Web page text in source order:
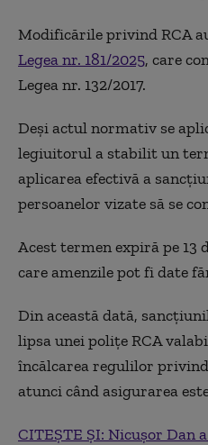
Modificările privind RCA
Legea nr. 181/2025, care
Legea nr. 132/2017.
Deși actul normativ se
legiuitorul a stabilit un
aplicarea efectivă a
persoanelor vizate să se
Acest termen expiră pe 13
care amenzile pot fi date
Din această dată,
lipsa unei polițe RCA
încălcarea regulilor
atunci când asigurarea
CITEȘTE ȘI: Nicușor Dan